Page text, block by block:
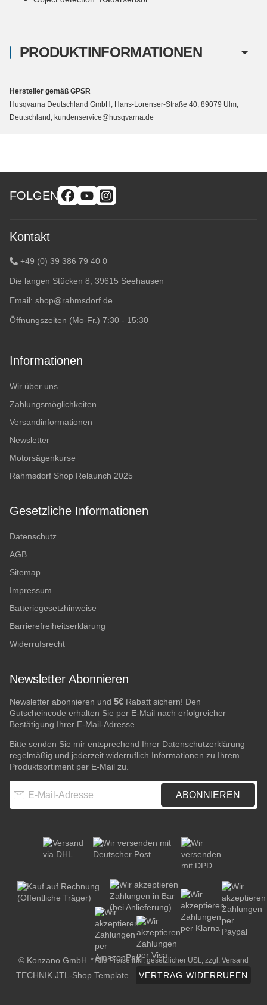
PRODUKTINFORMATIONEN
Hersteller gemäß GPSR
Husqvarna Deutschland GmbH, Hans-Lorenser-Straße 40, 89079 Ulm,
Deutschland, kundenservice@husqvarna.de
FOLGEN
Kontakt
+49 (0) 39 386 79 40 0
Die langen Stücken 8, 39615 Seehausen
Email: shop@rahmsdorf.de
Öffnungszeiten (Mo-Fr.) 7:30 - 15:30
Informationen
Wir über uns
Zahlungsmöglichkeiten
Versandinformationen
Newsletter
Motorsägenkurse
Rahmsdorf Shop Relaunch 2025
Gesetzliche Informationen
Datenschutz
AGB
Sitemap
Impressum
Batteriegesetzhinweise
Barrierefreiheitserklärung
Widerrufsrecht
Newsletter Abonnieren
Newsletter abonnieren und 5€ Rabatt sichern! Den
Gutscheincode erhalten Sie per E-Mail nach erfolgreicher
Bestätigung Ihrer E-Mail-Adresse.
Bitte senden Sie mir entsprechend Ihrer Datenschutzerklärung
regelmäßig und jederzeit widerruflich Informationen zu Ihrem
Produktsortiment per E-Mail zu.
ABONNIEREN
© Konzano GmbH * Alle Preise inkl. gesetzlicher USt., zzgl. Versand
TECHNIK JTL-Shop Template VERTRAG WIDERRUFEN